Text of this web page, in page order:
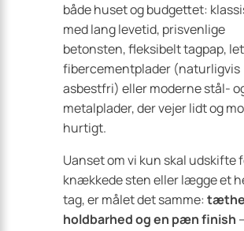
både huset og budgettet:
med lang levetid, prisvenlige
betonsten, fleksibelt tagpap,
fibercementplader (naturligvis
asbestfri) eller moderne stål-
metalplader, der vejer lidt og
hurtigt.
Uanset om vi kun skal udskifte
knækkede sten eller lægge et
tag, er målet det samme:
holdbarhed og en pæn finish